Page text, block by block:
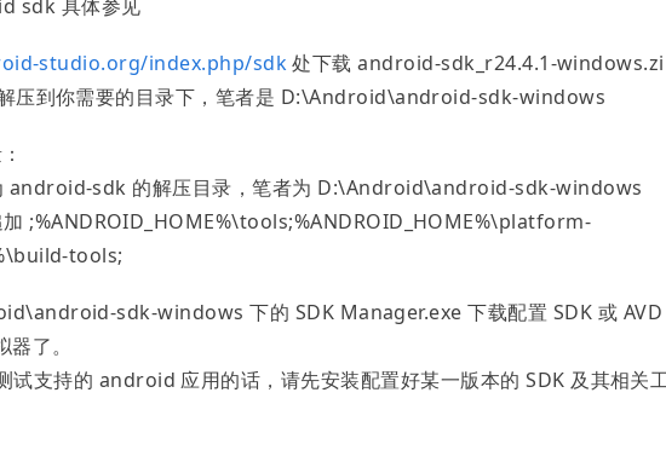
sdk 具体参见
studio.org/index.php/sdk处下载 android-sdk_r24.4.1-
到你需要的目录下，笔者是 D:\Android\android-sdk-windows
android-sdk 的解压目录，笔者为 D:\Android\android-sdk-windows
加 ;%ANDROID_HOME%\tools;%ANDROID_HOME%\platform-
tools;
sdk-windows 下的 SDK Manager.exe 下载配置 SDK 或 AVD
了。
试支持的 android 应用的话，请先安装配置好某一版本的 SDK 及其相关